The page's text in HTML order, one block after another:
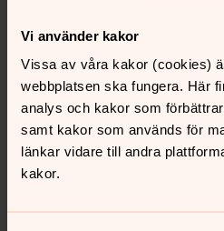
Vi använder kakor
Vissa av våra kakor (cookies)
webbplatsen ska fungera. Här
analys och kakor som
samt kakor som används för
länkar vidare till andra
kakor.
Görvälns griftegård
Järfälla kyrkogård Kyrkplan
Senast ändrad 31 juli 2025
innehåll?